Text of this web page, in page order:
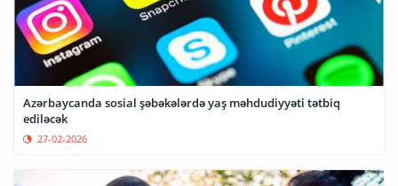
Azərbaycanda sosial şəbəkələrdə yaş məhdudiyyəti tətbiq
ediləcək
27-02-2026